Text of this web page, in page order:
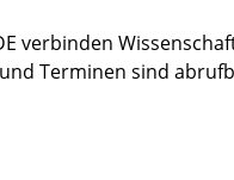
verbinden
Terminen sind